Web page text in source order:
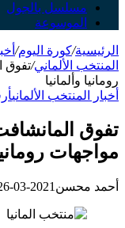
مسلسل بالجول
الموسوعة
الرئيسية/كورة اليوم/
المنتخب الألماني/تفوق
رومانيا وألمانيا
أخبار المنتخب الألماني
تفوق
مواجهات
أحمد محسن 2021-03-26